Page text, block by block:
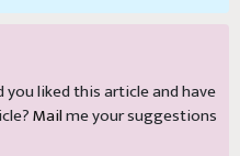
you liked this article and have
Mailme your suggestions